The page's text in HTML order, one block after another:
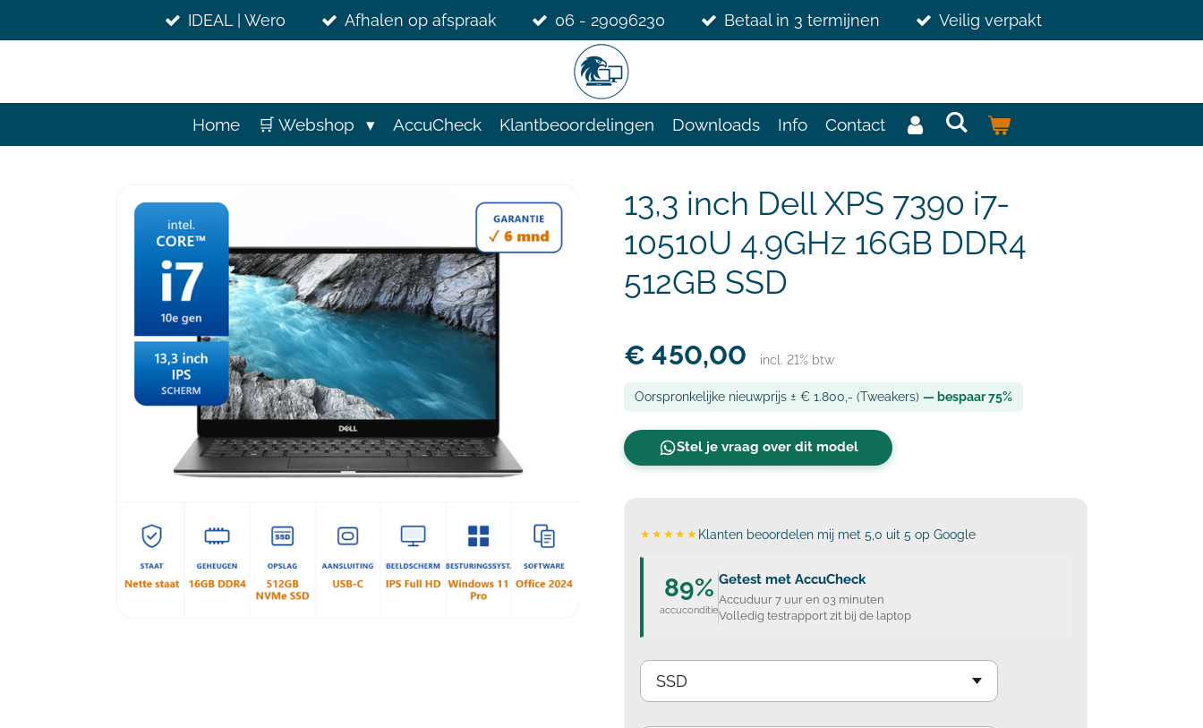
direct
IDEAL | Wero Afhalen op afspraak 06 - 29096230 Betaal in 3 termijnen Veilig verpakt
Home 🛒 Webshop AccuCheck Klantbeoordelingen Downloads Info Contact
13,3 inch Dell XPS 7390 i7-
10510U 4.9GHz 16GB DDR4
512GB SSD
€ 450,00 incl. 21% btw
Oorspronkelijke nieuwprijs ± € 1.800,- (Tweakers) — bespaar 75%
Stel je vraag over dit model
★★★★★ Klanten beoordelen mij met 5,0 uit 5 op Google
89%
accuconditie
Getest met AccuCheck
Accuduur 7 uur en 03 minuten
Volledig testrapport zit bij de laptop